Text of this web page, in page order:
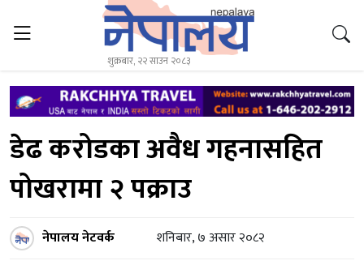
शुक्रबार, २२ साउन २०८३
डेढ करोडका अवैध गहनासहित
पोखरामा २ पक्राउ
नेपालय नेटवर्क शनिबार, ७ असार २०८२